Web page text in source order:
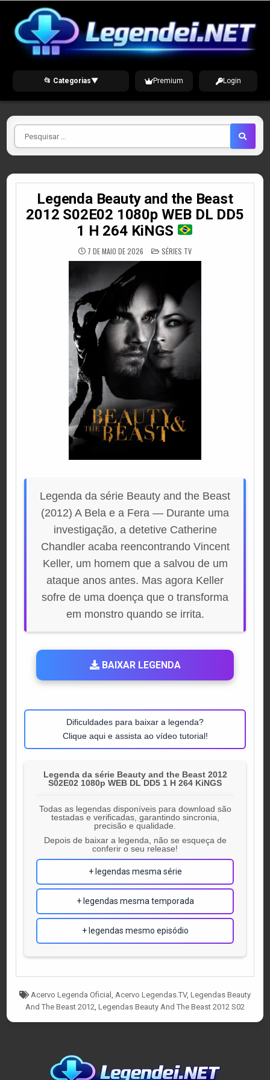
content
📂 Categorias▼ Premium Login
Pesquisar
por
Legenda Beauty and the Beast
2012 S02E02 1080p WEB DL DD5
1 H 264 KiNGS
7 DE MAIO DE 2026 POSTED
IN
SÉRIES TV
Legenda da série Beauty and the Beast
(2012) A Bela e a Fera — Durante uma
investigação, a detetive Catherine
Chandler acaba reencontrando Vincent
Keller, um homem que a salvou de um
ataque anos antes. Mas agora Keller
sofre de uma doença que o transforma
em monstro quando se irrita.
BAIXAR LEGENDA
Dificuldades para baixar a legenda?
Clique aqui e assista ao vídeo tutorial!
Legenda da série Beauty and the Beast 2012
S02E02 1080p WEB DL DD5 1 H 264 KiNGS
Todas as legendas disponíveis para download são
testadas e verificadas, garantindo sincronia,
precisão e qualidade.
Depois de baixar a legenda, não se esqueça de
conferir o seu release!
+ legendas mesma série
+ legendas mesma temporada
+ legendas mesmo episódio
Tagged
Acervo Legenda Oficial Acervo Legendas.TV, Legendas Beauty
And The Beast 2012 Legendas Beauty And The Beast 2012 S02